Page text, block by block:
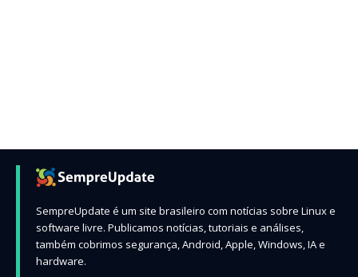
SempreUpdate é um site brasileiro com notícias sobre Linux e
software livre. Publicamos notícias, tutoriais e análises,
também cobrimos segurança, Android, Apple, Windows, IA e
hardware.